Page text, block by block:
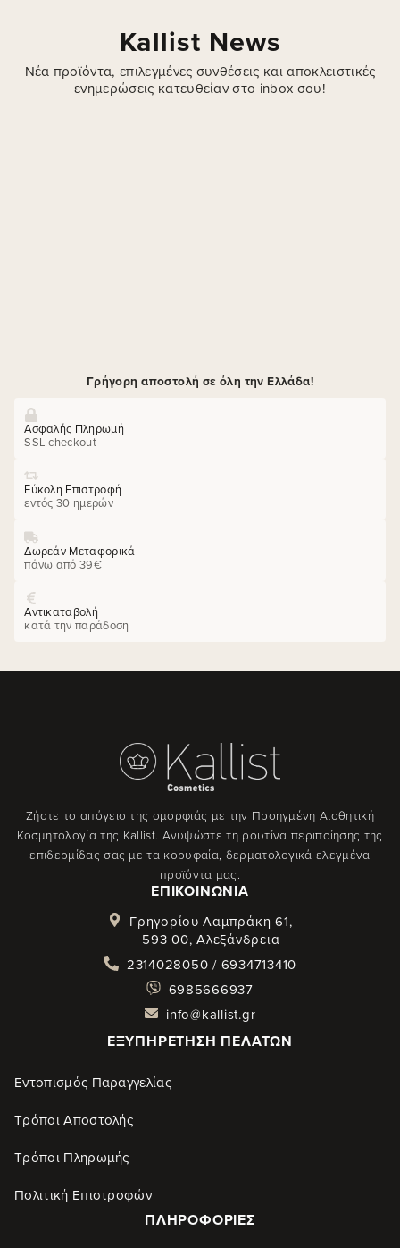
πρόπολη & Centella
απαλή επιδερμίδα
Kallist News
Νέα προϊόντα, επιλεγμένες συνθέσεις και αποκλειστικές
ενημερώσεις κατευθείαν στο inbox σου!
Γρήγορη αποστολή σε όλη την Ελλάδα!
Ασφαλής Πληρωμή
SSL checkout
Εύκολη Επιστροφή
εντός 30 ημερών
Δωρεάν Μεταφορικά
πάνω από 39€
Αντικαταβολή
κατά την παράδοση
Ζήστε το απόγειο της ομορφιάς με την Προηγμένη Αισθητική
Κοσμητολογία της Kallist. Ανυψώστε τη ρουτίνα περιποίησης της
επιδερμίδας σας με τα κορυφαία, δερματολογικά ελεγμένα
προϊόντα μας.
ΕΠΙΚΟΙΝΩΝΊΑ
Γρηγορίου Λαμπράκη 61,
593 00, Αλεξάνδρεια
2314028050 / 6934713410
6985666937
info@kallist.gr
ΕΞΥΠΗΡΈΤΗΣΗ ΠΕΛΑΤΏΝ
Εντοπισμός Παραγγελίας
Τρόποι Αποστολής
Τρόποι Πληρωμής
Πολιτική Επιστροφών
ΠΛΗΡΟΦΟΡΊΕΣ